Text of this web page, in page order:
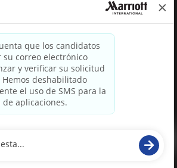
reservados. Marriott información patentada
paradox.ai